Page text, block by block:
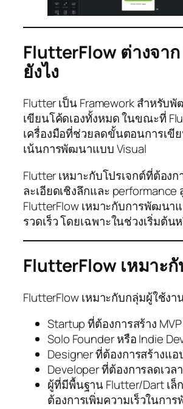
FlutterFlow ต่างจา
ยังไง
Flutter เป็น Framework สำหรับ
เขียนโค้ดเองทั้งหมด ในขณะที่
เครื่องมือที่ช่วยลดขั้นตอนการเขี
เน้นการพัฒนาแบบ Visual
Flutter เหมาะกับโปรเจกต์ที่ต้อง
ละเอียดเชิงลึกและ performance
FlutterFlow เหมาะกับการพัฒนา
รวดเร็ว โดยเฉพาะในช่วงเริ่มต้น
FlutterFlow เหมาะ
FlutterFlow เหมาะกับกลุ่มผู้ใช้ง
Startup ที่ต้องการสร้าง
Solo Founder หรือ Indie
Designer ที่ต้องการสร้างแอ
Developer ที่ต้องการลดเวล
ผู้ที่มีพื้นฐาน Flutter/Dart เล็
ต้องการเพิ่มความเร็วในกา